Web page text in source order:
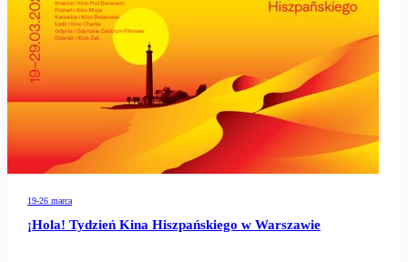
19-26 marca
¡Hola! Tydzień Kina Hiszpańskiego w Warszawie